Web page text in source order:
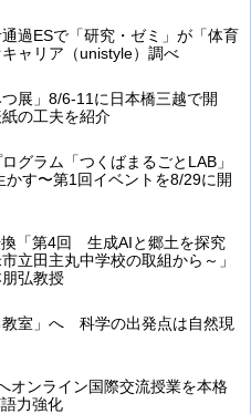
過ESで「研究・ゼミ」が「体育
ャリア（unistyle）調べ
展」8/6-11に日本橋三越で開
の工夫を紹介
グラム「つくばまるごとLAB」
す〜第1回イベントを8/29に開
「第4回 生成AIと郷土を探究
立田主丸中学校の取組から～」
弘教授
室」へ 科学の出発点は自然現
オンライン国際交流授業を本格
力強化